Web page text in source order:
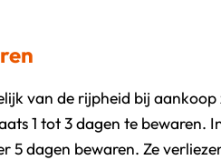
van de rijpheid bij aankoop
1 tot 3 dagen te bewaren.
5 dagen bewaren. Ze